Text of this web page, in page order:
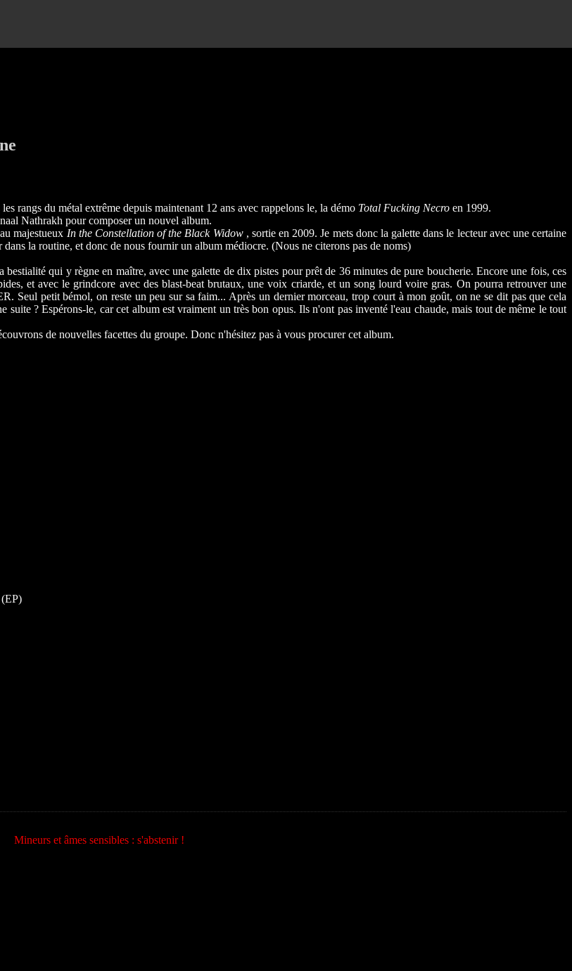
rangs du métal extrême depuis maintenant 12 ans avec rappelons le, la démo Total Fucking Necro en 1999.
Nathrakh pour composer un nouvel album.
majestueux In the Constellation of the Black Widow, sortie en 2009. Je mets donc la galette dans le lecteur avec une certaine
la routine, et donc de nous fournir un album médiocre. (Nous ne citerons pas de noms)
qui y règne en maître, avec une galette de dix pistes pour prêt de 36 minutes de pure boucherie. Encore une fois, ces
et avec le grindcore avec des blast-beat brutaux, une voix criarde, et un song lourd voire gras. On pourra retrouver une
petit bémol, on reste un peu sur sa faim... Après un dernier morceau, trop court à mon goût, on ne se dit pas que cela
? Espérons-le, car cet album est vraiment un très bon opus. Ils n'ont pas inventé l'eau chaude, mais tout de même le tout
de nouvelles facettes du groupe. Donc n'hésitez pas à vous procurer cet album.
Mineurs et âmes sensibles : s'abstenir !